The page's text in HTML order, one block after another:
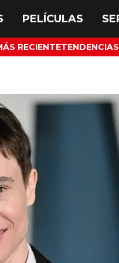
RECIENTETENDENCIAS